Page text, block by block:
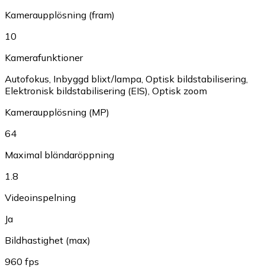
Kameraupplösning (fram)
10
Kamerafunktioner
Autofokus, Inbyggd blixt/lampa, Optisk bildstabilisering,
Elektronisk bildstabilisering (EIS), Optisk zoom
Kameraupplösning (MP)
64
Maximal bländaröppning
1.8
Videoinspelning
Ja
Bildhastighet (max)
960 fps